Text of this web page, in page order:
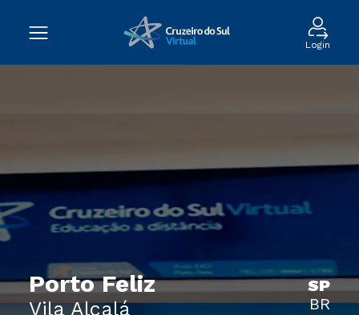
Login
Porto Feliz
Vila Alcalá
SP
BR